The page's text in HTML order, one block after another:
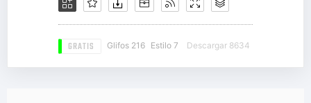
GRATIS Glifos 216 Estilo 7 Descargar 8634